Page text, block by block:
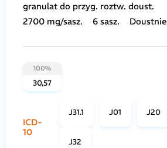
granulat do przyg. roztw. doust.
2700 mg/sasz.
6 sasz. Doustnie
100%
30,57
ICD-
10
J31.1 J01 J20
J32